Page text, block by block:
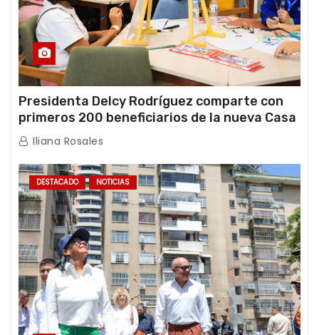
Presidenta Delcy Rodríguez comparte con
primeros 200 beneficiarios de la nueva Casa
de los Abuelos “La Primavera” en Caracas
Iliana Rosales
DESTACADO NOTICIAS